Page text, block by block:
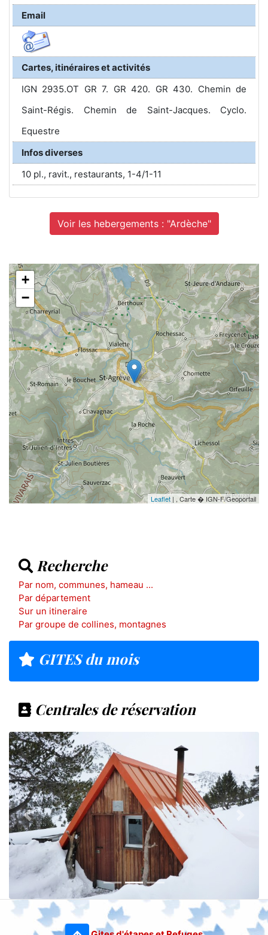
Email
Cartes, itinéraires et activités
IGN 2935.OT GR 7. GR 420. GR 430. Chemin de
Saint-Régis. Chemin de Saint-Jacques. Cyclo.
Equestre
Infos diverses
10 pl., ravit., restaurants, 1-4/1-11
Voir les hebergements : "Ardèche"
+
−
Leaflet | , Carte � IGN-F/Geoportail
Recherche
Par nom, communes, hameau ...
Par département
Sur un itineraire
Par groupe de collines, montagnes
GITES du mois
Centrales de réservation